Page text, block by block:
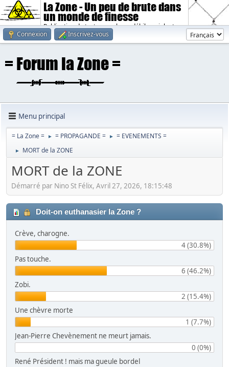
La Zone - Un peu de brute dans
un monde de finesse
Publication de textes sombres, débiles, violents.
Connexion
Inscrivez-vous
Menu principal
= La Zone = ► = PROPAGANDE = ► = EVENEMENTS =
► MORT de la ZONE
MORT de la ZONE
Démarré par Nino St Félix, Avril 27, 2026, 18:15:48
Doit-on euthanasier la Zone ?
Crève, charogne.
4 (30.8%)
Pas touche.
6 (46.2%)
Zobi.
2 (15.4%)
Une chèvre morte
1 (7.7%)
Jean-Pierre Chevènement ne meurt jamais.
0 (0%)
René Président ! mais ma gueule bordel